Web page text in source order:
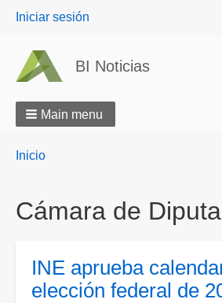
User
Iniciar sesión
BI Noticias
Main menu
Breadcrumbs
You
Inicio
Cámara de
INE aprueba
elección federal de